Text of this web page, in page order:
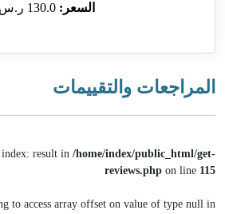
السعر:130.0 ر.س
المراجعات والتقييمات
result in /home/index/public_html/get-
reviews.php on line 115
to access array offset on value of type null in